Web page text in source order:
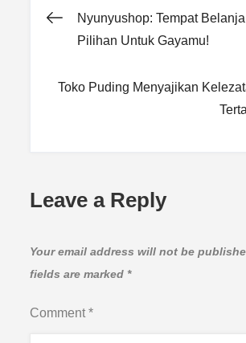
Post
Nyunyushop: Tempat
Pilihan Untuk Gayamu!
Toko Puding Menyajikan
Leave a Reply
Your email address will not be
fields are marked *
Comment*